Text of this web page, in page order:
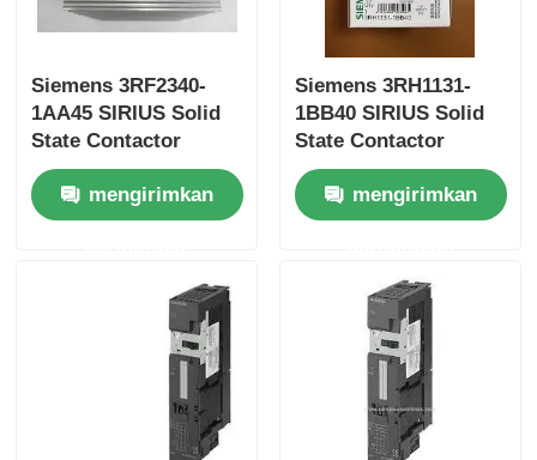
Foxboro PLC
ICS Triplex PLC
Woodward PLC
Modul PLC Schneider
Modul GE Fanuc
Siemens 3RF2340-
1AA45 SIRIUS Solid
State Contactor
mengirimkan
Siemens 3RH1131-
1BB40 SIRIUS Solid
State Contactor
mengirimkan